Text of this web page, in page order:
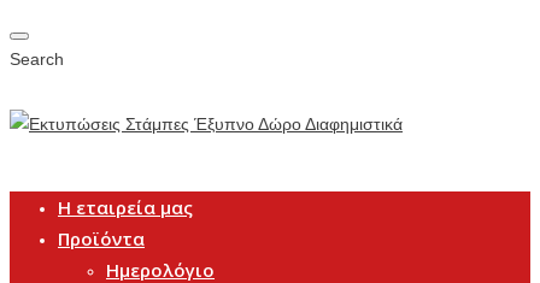
Search
Η εταιρεία μας
Προϊόντα
Ημερολόγιο